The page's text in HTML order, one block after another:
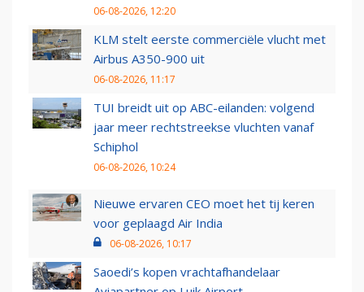
06-08-2026, 12:20
KLM stelt eerste commerciële vlucht met
Airbus A350-900 uit
06-08-2026, 11:17
TUI breidt uit op ABC-eilanden: volgend
jaar meer rechtstreekse vluchten vanaf
Schiphol
06-08-2026, 10:24
Nieuwe ervaren CEO moet het tij keren
voor geplaagd Air India
06-08-2026, 10:17
Saoedi’s kopen vrachtafhandelaar